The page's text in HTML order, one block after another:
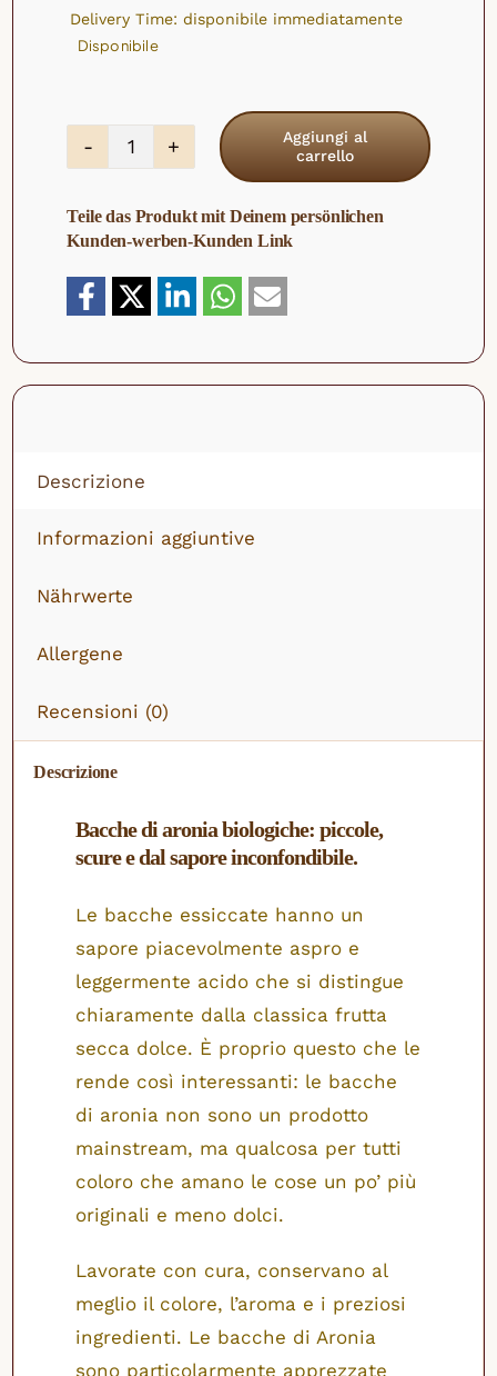
originale
attuale
Delivery Time: disponibile immediatamente
Disponibile
aronia
quantità
Aggiungi al
carrello
Teile das Produkt mit Deinem persönlichen
Kunden-werben-Kunden Link
Descrizione
Informazioni aggiuntive
Nährwerte
Allergene
Recensioni (0)
Descrizione
Bacche di aronia biologiche: piccole,
scure e dal sapore inconfondibile.
Le bacche essiccate hanno un
sapore piacevolmente aspro e
leggermente acido che si distingue
chiaramente dalla classica frutta
secca dolce. È proprio questo che le
rende così interessanti: le bacche
di aronia non sono un prodotto
mainstream, ma qualcosa per tutti
coloro che amano le cose un po’ più
originali e meno dolci.
Lavorate con cura, conservano al
meglio il colore, l’aroma e i preziosi
ingredienti. Le bacche di Aronia
sono particolarmente apprezzate